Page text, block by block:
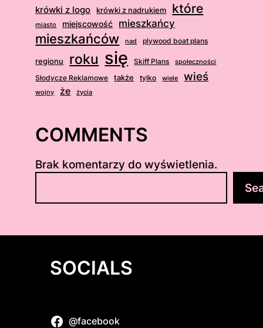
krówki z logo krówki z nadrukiem które
miasto miejscowość mieszkańcy
mieszkańców nad plywood boat plans
regionu roku się Skiff Plans społeczności
Słodycze Reklamowe także tylko wiele wieś
wojny że życia
COMMENTS
Brak komentarzy do wyświetlenia.
u
a
SOCIALS
@facebook